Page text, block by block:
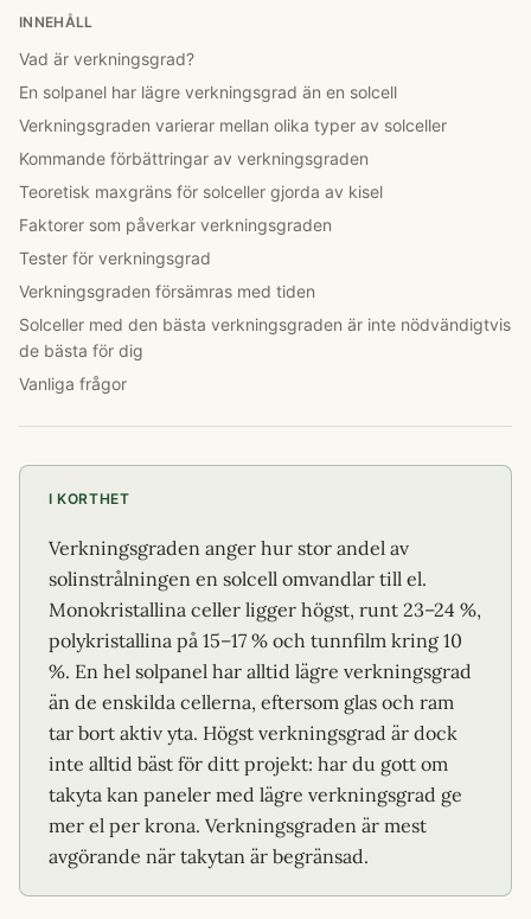
INNEHÅLL
Vad är verkningsgrad?
En solpanel har lägre verkningsgrad än en solcell
Verkningsgraden varierar mellan olika typer av solceller
Kommande förbättringar av verkningsgraden
Teoretisk maxgräns för solceller gjorda av kisel
Faktorer som påverkar verkningsgraden
Tester för verkningsgrad
Verkningsgraden försämras med tiden
Solceller med den bästa verkningsgraden är inte nödvändigtvis
de bästa för dig
Vanliga frågor
I KORTHET
Verkningsgraden anger hur stor andel av
solinstrålningen en solcell omvandlar till el.
Monokristallina celler ligger högst, runt 23–24 %,
polykristallina på 15–17 % och tunnfilm kring 10
%. En hel solpanel har alltid lägre verkningsgrad
än de enskilda cellerna, eftersom glas och ram
tar bort aktiv yta. Högst verkningsgrad är dock
inte alltid bäst för ditt projekt: har du gott om
takyta kan paneler med lägre verkningsgrad ge
mer el per krona. Verkningsgraden är mest
avgörande när takytan är begränsad.